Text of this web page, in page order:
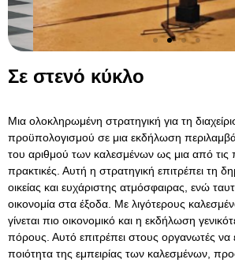
Σε στενό κύκλο
Μια ολοκληρωμένη στρατηγική για τη
προϋπολογισμού σε μια εκδήλωση
του αριθμού των καλεσμένων ως μια από τις
πρακτικές. Αυτή η στρατηγική επιτρέπει τη
οικείας και ευχάριστης ατμόσφαιρας, ενώ
οικονομία στα έξοδα. Με λιγότερους
γίνεται πιο οικονομικό και η εκδήλωση
πόρους. Αυτό επιτρέπει στους οργανωτές να
ποιότητα της εμπειρίας των καλεσμένων,